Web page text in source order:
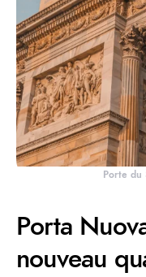
Porte du
Porta
nouveau